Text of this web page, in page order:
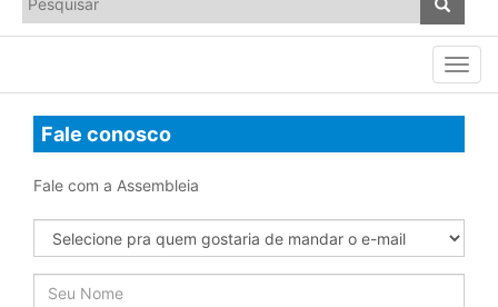
Fale conosco
Fale com a Assembleia